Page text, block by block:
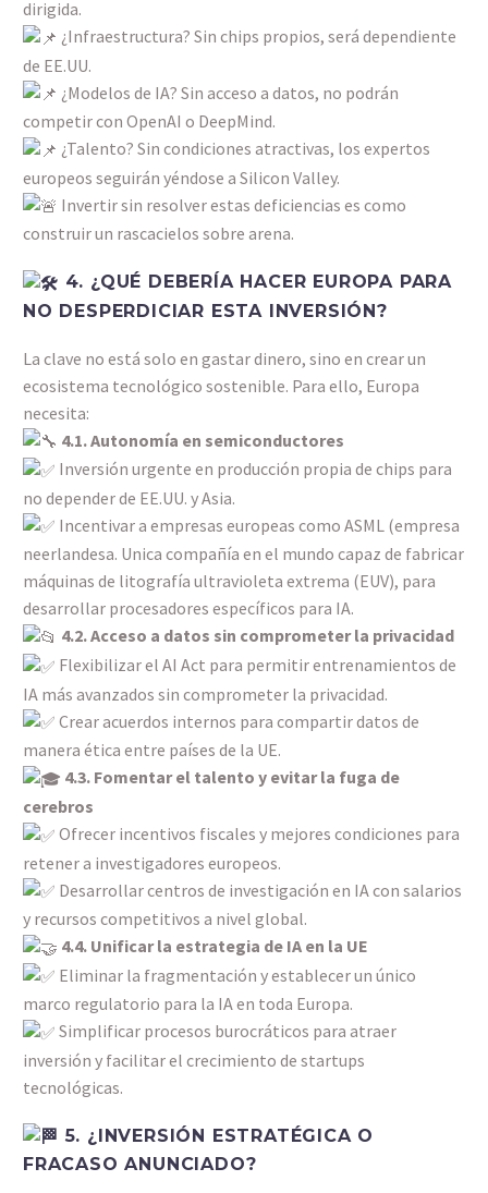
dirigida.
¿Infraestructura? Sin chips propios, será dependiente
de EE.UU.
¿Modelos de IA? Sin acceso a datos, no podrán
competir con OpenAI o DeepMind.
¿Talento? Sin condiciones atractivas, los expertos
europeos seguirán yéndose a Silicon Valley.
Invertir sin resolver estas deficiencias es como
construir un rascacielos sobre arena.
4. ¿QUÉ DEBERÍA HACER EUROPA PARA
NO DESPERDICIAR ESTA INVERSIÓN?
La clave no está solo en gastar dinero, sino en crear un
ecosistema tecnológico sostenible. Para ello, Europa
necesita:
4.1. Autonomía en semiconductores
Inversión urgente en producción propia de chips para
no depender de EE.UU. y Asia.
Incentivar a empresas europeas como ASML (empresa
neerlandesa. Unica compañía en el mundo capaz de fabricar
máquinas de litografía ultravioleta extrema (EUV), para
desarrollar procesadores específicos para IA.
4.2. Acceso a datos sin comprometer la privacidad
Flexibilizar el AI Act para permitir entrenamientos de
IA más avanzados sin comprometer la privacidad.
Crear acuerdos internos para compartir datos de
manera ética entre países de la UE.
4.3. Fomentar el talento y evitar la fuga de
cerebros
Ofrecer incentivos fiscales y mejores condiciones para
retener a investigadores europeos.
Desarrollar centros de investigación en IA con salarios
y recursos competitivos a nivel global.
4.4. Unificar la estrategia de IA en la UE
Eliminar la fragmentación y establecer un único
marco regulatorio para la IA en toda Europa.
Simplificar procesos burocráticos para atraer
inversión y facilitar el crecimiento de startups
tecnológicas.
5. ¿INVERSIÓN ESTRATÉGICA O
FRACASO ANUNCIADO?